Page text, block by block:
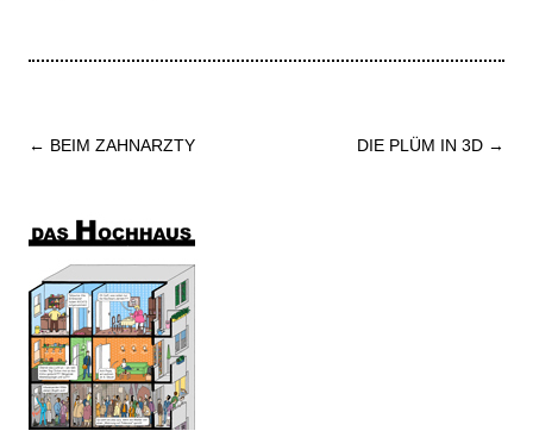
Beitrags-
← BEIM ZAHNARZTY DIE PLÜM IN 3D →